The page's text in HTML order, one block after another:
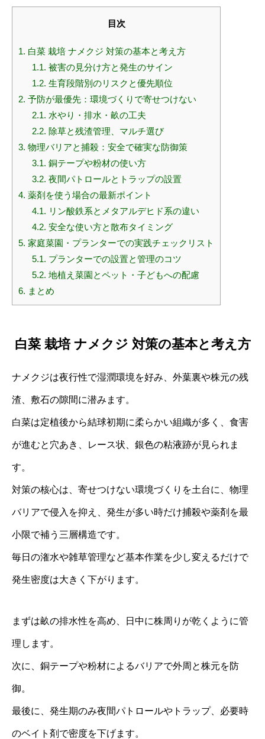
目次
1. 白菜 栽培 ナメクジ 対策の基本と考え方
1.1. 被害の見分け方と発生のサイン
1.2. 生育段階別のリスクと優先順位
2. 予防が最優先：環境づくりで寄せつけない
2.1. 水やり・排水・畝の工夫
2.2. 除草と残渣管理、マルチ選び
3. 物理バリアと捕殺：安全で確実な防御策
3.1. 銅テープや粉材の使い方
3.2. 夜間パトロールとトラップの設置
4. 薬剤を使う場合の最新ポイント
4.1. リン酸鉄系とメタアルデヒド系の違い
4.2. 安全な使い方と散布タイミング
5. 家庭菜園・プランターでの実践チェックリスト
5.1. プランターでの設置と管理のコツ
5.2. 地植え菜園とペット・子どもへの配慮
6. まとめ
白菜 栽培 ナメクジ 対策の基本と考え方
ナメクジは夜行性で湿潤環境を好み、外葉裏や株元の残
渣、敷石の隙間に潜みます。
白菜は定植後から結球初期に柔らかい組織が多く、食害
が進むと穴あき、レース状、銀色の粘液跡が見られま
す。
対策の核心は、寄せつけない環境づくりを土台に、物理
バリアで侵入を抑え、発生が多い時だけ捕殺や薬剤を最
小限で補う三層構造です。
毎日の潅水や雑草管理など基本作業を少し変えるだけで
発生密度は大きく下がります。
まずは畝の排水性を高め、日中に株周りが乾くように管
理します。
次に、銅テープや粉材によるバリアで外周と株元を防
御。
最後に、発生期のみ夜間パトロールやトラップ、必要時
のベイト剤で密度を下げます。